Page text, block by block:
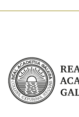
Real Academia